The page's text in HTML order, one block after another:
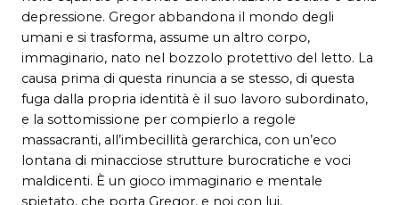
depressione. Gregor abbandona il mondo degli
umani e si trasforma, assume un altro corpo,
immaginario, nato nel bozzolo protettivo del letto. La
causa prima di questa rinuncia a se stesso, di questa
fuga dalla propria identità è il suo lavoro subordinato,
e la sottomissione per compierlo a regole
massacranti, all’imbecillità gerarchica, con un’eco
lontana di minacciose strutture burocratiche e voci
maldicenti. È un gioco immaginario e mentale
spietato, che porta Gregor, e noi con lui,